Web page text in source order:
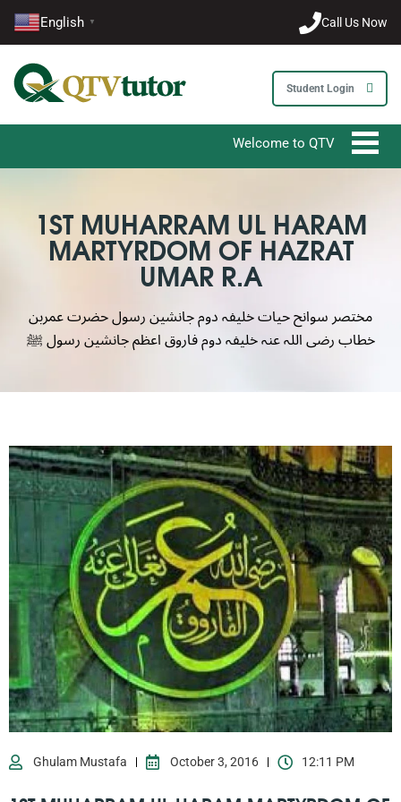
English ▼ Call Us Now
61-3-8820-5043
021-111-279-111
+92 21-111-279-111
Student Login
Welcome to QTV Tutor - Your
1ST MUHARRAM UL HARAM
MARTYRDOM OF HAZRAT
UMAR R.A
مختصر سوانح حیات خلیفہ دوم جانشین رسول حضرت عمربن
خطاب رضی اللہ عنہ خلیفہ دوم فاروق اعظم جانشین رسول ﷺ
Ghulam Mustafa October 3, 2016 12:11 PM